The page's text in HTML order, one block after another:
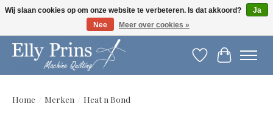
Let op: gewijzigde openingstijden!
Verlanglijst
Home / Merken / Heat n Bond
Wij slaan cookies op om onze website te verbeteren. Is dat akkoord?
Ja
Nee
Meer over cookies »